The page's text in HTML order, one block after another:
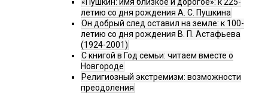
«Пушкин: имя близкое и дорогое»: к 225-
летию со дня рождения А. С. Пушкина
Он добрый след оставил на земле: к 100-
летию со дня рождения В. П. Астафьева
(1924-2001)
С книгой в Год семьи: читаем вместе о
Новгороде
Религиозный экстремизм: возможности
преодоления